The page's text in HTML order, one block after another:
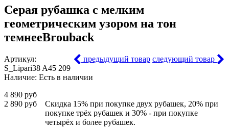
Серая рубашка с мелким
геометрическим узором на тон
темнееBrouback
предыдущий товар следующий товар
Артикул:
S_Lipari38 A45 209
Наличие: Есть в наличии
4 890 руб
2 890 руб
Скидка 15% при покупке двух рубашек, 20% при
покупке трёх рубашек и 30% - при покупке
четырёх и более рубашек.